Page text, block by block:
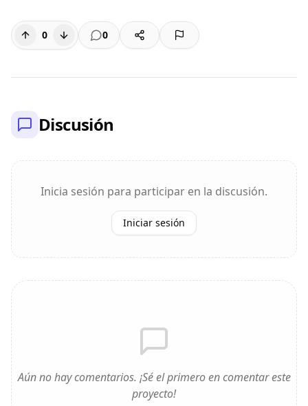
0 0
Discusión
Inicia sesión para participar en la discusión.
Iniciar sesión
Aún no hay comentarios. ¡Sé el primero en comentar este
proyecto!